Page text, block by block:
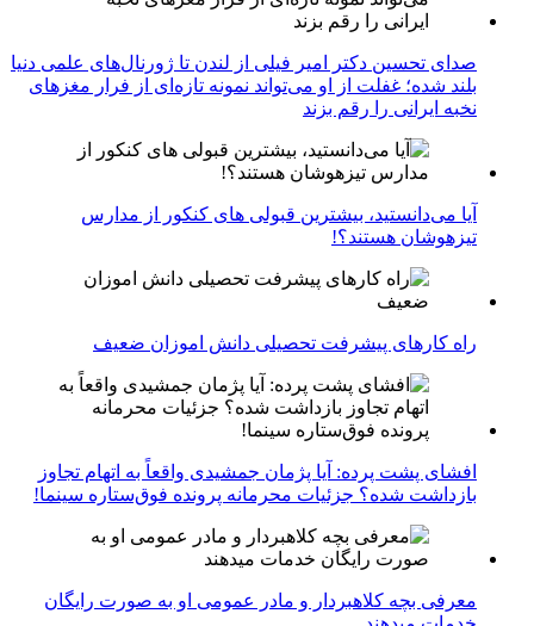
صدای تحسین دکتر امیر فیلی از لندن تا ژورنال‌های علمی دنیا
بلند شده؛ غفلت از او می‌تواند نمونه تازه‌ای از فرار مغزهای
نخبه ایرانی را رقم بزند
آیا می‌دانستید، بیشترین قبولی های کنکور از مدارس
تیزهوشان هستند؟!
راه کارهای پیشرفت تحصیلی دانش اموزان ضعیف
افشای پشت پرده: آیا پژمان جمشیدی واقعاً به اتهام تجاوز
بازداشت شده؟ جزئیات محرمانه پرونده فوق‌ستاره سینما!
معرفی بچه کلاهبردار و مادر عمومی او به صورت رایگان